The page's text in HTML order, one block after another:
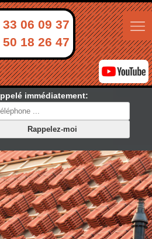
33 06 09 37
50 18 26 47
immédiatement: